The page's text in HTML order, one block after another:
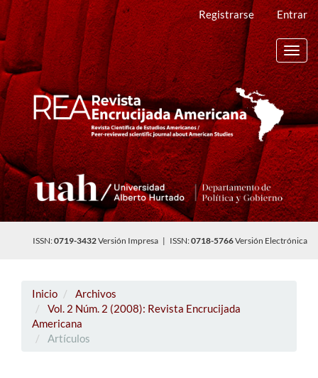
Navegación
principal
Contenido
principal
Barra
lateral
Registrarse Entrar
ISSN:0719-3432Versión Impresa | ISSN:0718-5766Versión Electrónica
Inicio
Archivos
Vol. 2 Núm. 2 (2008): Revista Encrucijada
Americana
Artículos